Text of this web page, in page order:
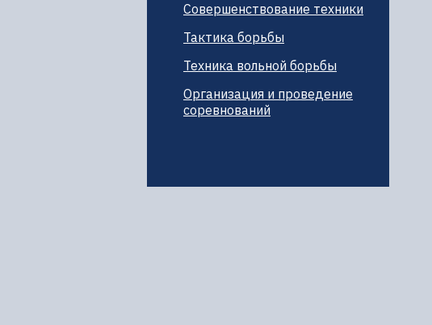
Совершенствование техники
Тактика борьбы
Техника вольной борьбы
Организация и проведение
соревнований